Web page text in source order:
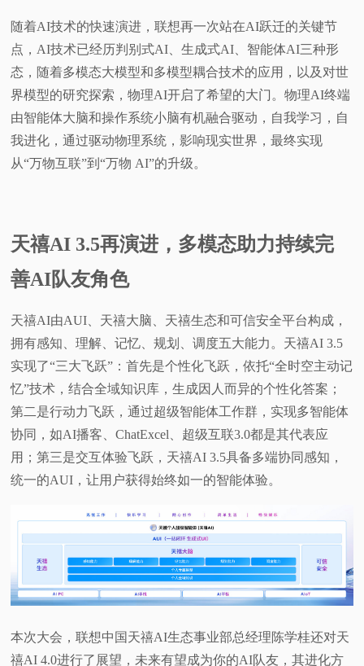
随着AI技术的快速演进，联想再一次站在AI跃迁的关键节
点，AI技术已经历判别式AI、生成式AI、智能体AI三种形
态，随着多模态大模型和多模型耦合技术的应用，以及对世
界模型的研究探索，物理AI开启了希望的大门。物理AI终端
由智能体大脑和操作系统小脑有机融合驱动，自我学习，自
我进化，通过驱动物理系统，影响现实世界，最终实现
从“万物互联”到“万物 AI”的升级。
天禧AI 3.5再演进，多模态助力持续完
善AI队友角色
天禧AI由AUI、天禧大脑、天禧生态和可信安全平台构成，
拥有感知、理解、记忆、规划、调度五大能力。天禧AI 3.5
实现了“三大飞跃”：首先是个性化飞跃，依托“全时空主动记
忆”技术，结合全域知识库，生成因人而异的个性化答案；
第二是行动力飞跃，通过超级智能体工作群，实现多智能体
协同，如AI播客、ChatExcel、超级互联3.0都是其代表应
用；第三是交互体验飞跃，天禧AI 3.5具备多端协同感知，
统一的AUI，让用户获得始终如一的智能体验。
本次大会，联想中国天禧AI生态事业部总经理陈学桂还对天
禧AI 4.0进行了展望，未来有望成为你的AI队友，其进化方